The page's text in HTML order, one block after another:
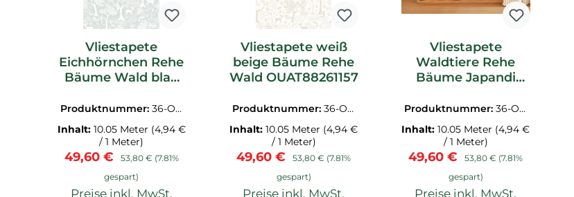
Vliestapete
Eichhörnchen Rehe
Bäume Wald blau
OUAT88266548
Produktnummer: 36-OU
AT88266548.1M
Inhalt: 10.05 Meter (4,94 €
/ 1 Meter)
Verkaufspreis:
49,60 € Regulärer Preis:
53,80 € (7.81%
gespart)
Preise inkl. MwSt.
Vliestapete weiß
beige Bäume Rehe
Wald OUAT88261157
Produktnummer:36-OU
AT88261157.1M
Inhalt:10.05 Meter (4,94 €
/ 1 Meter)
Verkaufspreis:
49,60 € Regulärer Preis:
53,80 € (7.81%
gespart)
Preise inkl. MwSt.
Vliestapete
Waldtiere Rehe
Bäume Japandi
OUAT88262597
Produktnummer:36-OU
AT88262597.1M
Inhalt:10.05 Meter (4,94 €
/ 1 Meter)
Verkaufspreis:
49,60 € Regulärer Preis:
53,80 € (7.81%
gespart)
Preise inkl. MwSt.